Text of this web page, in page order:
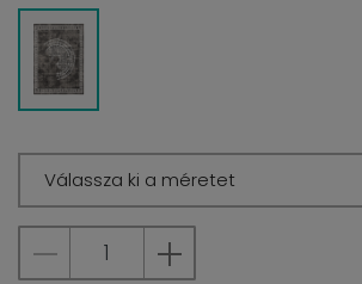
Válassza ki a méretet